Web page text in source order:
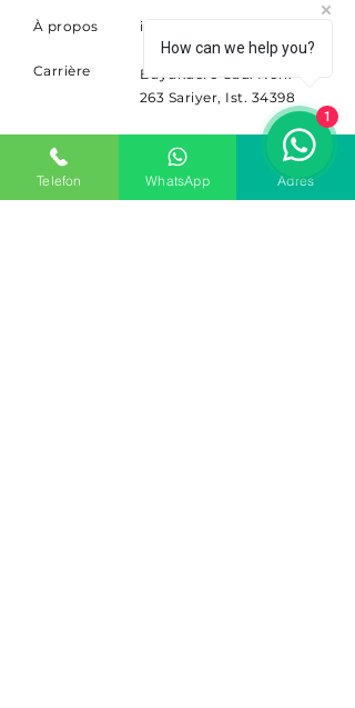
À propos info@sitem.com
Carrière
Buyukdere Cad. Non.
263 Sariyer, Ist. 34398
S'ABONNER
Inscrivez-vous pour recevoir
Telefon WhatsApp Adres
How can we help you?
1